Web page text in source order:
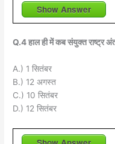
Show Answer
Q.4 हाल ही में कब संयुक्त राष्ट्र
A.) 1 सितंबर
B.) 12 अगस्त
C.) 10 सितंबर
D.) 12 सितंबर